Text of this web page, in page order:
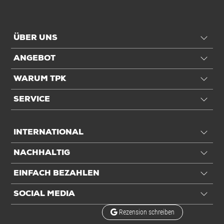
Einheiten
Einheiten
ÜBER UNS
ANGEBOT
WARUM TPK
SERVICE
INTERNATIONAL
NACHHALTIG
EINFACH BEZAHLEN
SOCIAL MEDIA
Rezension schreiben